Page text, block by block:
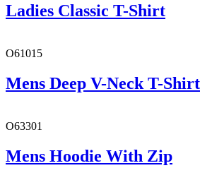
Ladies Classic T-Shirt
O61015
Mens Deep V-Neck T-Shirt
O63301
Mens Hoodie With Zip